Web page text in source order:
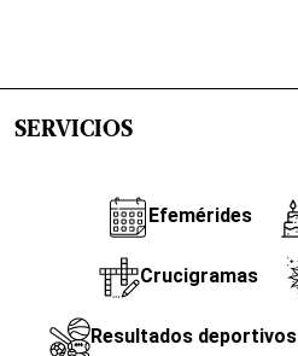
SERVICIOS
Efemérides
Crucigramas
Resultados deportivos